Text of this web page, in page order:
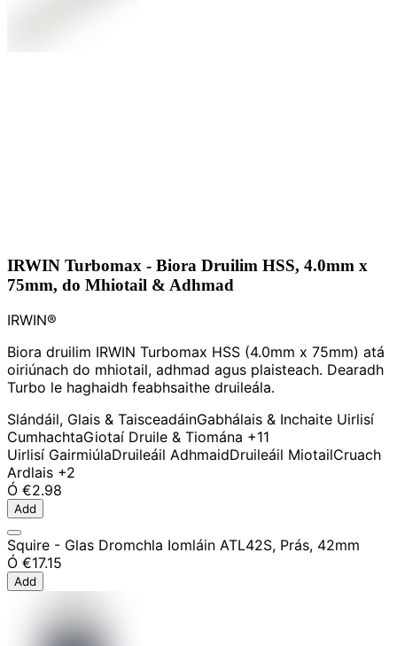
IRWIN Turbomax - Biora Druilim HSS, 4.0mm x
75mm, do Mhiotail & Adhmad
IRWIN®
Biora druilim IRWIN Turbomax HSS (4.0mm x 75mm) atá
oiriúnach do mhiotail, adhmad agus plaisteach. Dearadh
Turbo le haghaidh feabhsaithe druileála.
Slándáil, Glais & TaisceadáinGabhálais & Inchaite Uirlisí
CumhachtaGiotaí Druile & Tiomána +11
Uirlisí GairmiúlaDruileáil AdhmaidDruileáil MiotailCruach
Ardlais +2
Ó €2.98
Add
Squire - Glas Dromchla Iomláin ATL42S, Prás, 42mm
Ó €17.15
Add